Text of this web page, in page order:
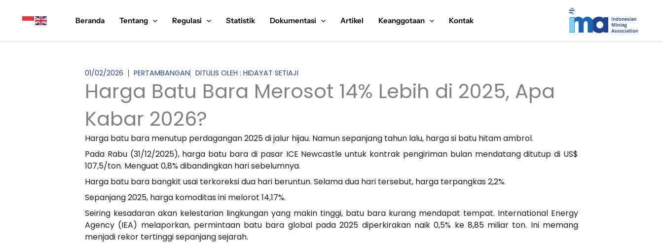
Beranda Tentang Regulasi Statistik Dokumentasi Artikel Keanggotaan Kontak
01/02/2026 PERTAMBANGAN DITULIS OLEH : HIDAYAT SETIAJI
Harga Batu Bara Merosot 14% Lebih di 2025, Apa
Kabar 2026?
Harga batu bara menutup perdagangan 2025 di jalur hijau. Namun sepanjang tahun lalu, harga si batu hitam ambrol.
Pada Rabu (31/12/2025), harga batu bara di pasar ICE Newcastle untuk kontrak pengiriman bulan mendatang ditutup di US$
107,5/ton. Menguat 0,8% dibandingkan hari sebelumnya.
Harga batu bara bangkit usai terkoreksi dua hari beruntun. Selama dua hari tersebut, harga terpangkas 2,2%.
Sepanjang 2025, harga komoditas ini melorot 14,17%.
Seiring kesadaran akan kelestarian lingkungan yang makin tinggi, batu bara kurang mendapat tempat. International Energy
Agency (IEA) melaporkan, permintaan batu bara global pada 2025 diperkirakan naik 0,5% ke 8,85 miliar ton. Ini memang
menjadi rekor tertinggi sepanjang sejarah.